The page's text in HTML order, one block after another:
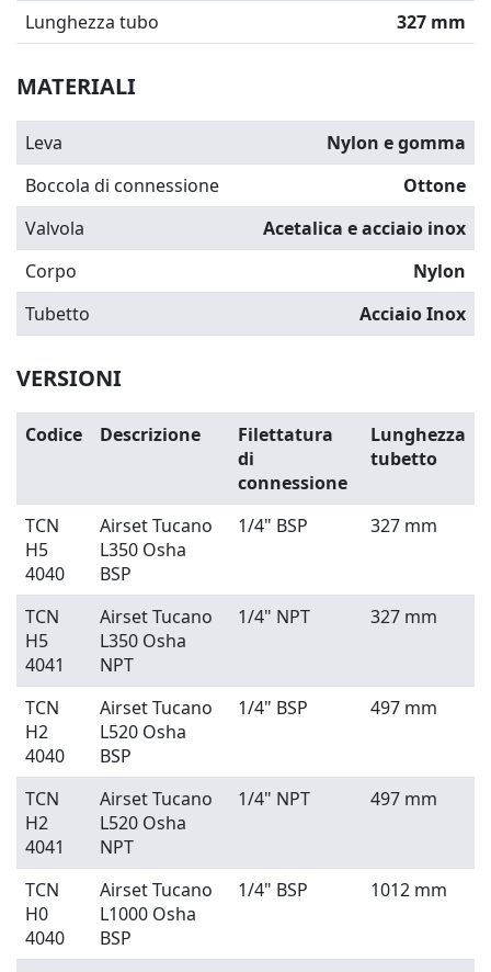
Lunghezza tubo
327 mm
MATERIALI
Leva
Nylon e gomma
Boccola di connessione
Ottone
Valvola
Acetalica e acciaio inox
Corpo
Nylon
Tubetto
Acciaio Inox
VERSIONI
Codice Descrizione
Filettatura
di
connessione
Lunghezza
tubetto
TCN
H5
4040
Airset Tucano
L350 Osha
BSP
1/4" BSP 327 mm
TCN
H5
4041
Airset Tucano
L350 Osha
NPT
1/4" NPT 327 mm
TCN
H2
4040
Airset Tucano
L520 Osha
BSP
1/4" BSP 497 mm
TCN
H2
4041
Airset Tucano
L520 Osha
NPT
1/4" NPT 497 mm
TCN
H0
4040
Airset Tucano
L1000 Osha
BSP
1/4" BSP 1012 mm